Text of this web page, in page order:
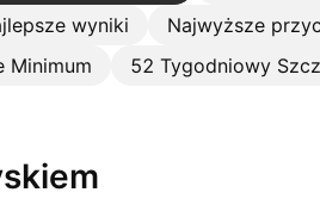
wyniki Najwyższe
Minimum 52 Tygodniowy